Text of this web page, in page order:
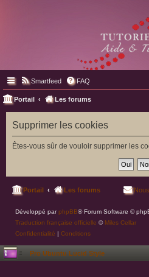
Smartfeed FAQ
Portail Les forums
Supprimer les cookies
Êtes-vous sûr de vouloir supprimer les
Portail Les forums
Développé par phpBB® Forum Software ©
Traduction française officielle © Miles Cellar
Confidentialité | Conditions
Pro Ubuntu Lucid Style